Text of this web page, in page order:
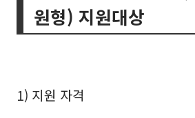
원형) 지원대상
1) 지원 자격